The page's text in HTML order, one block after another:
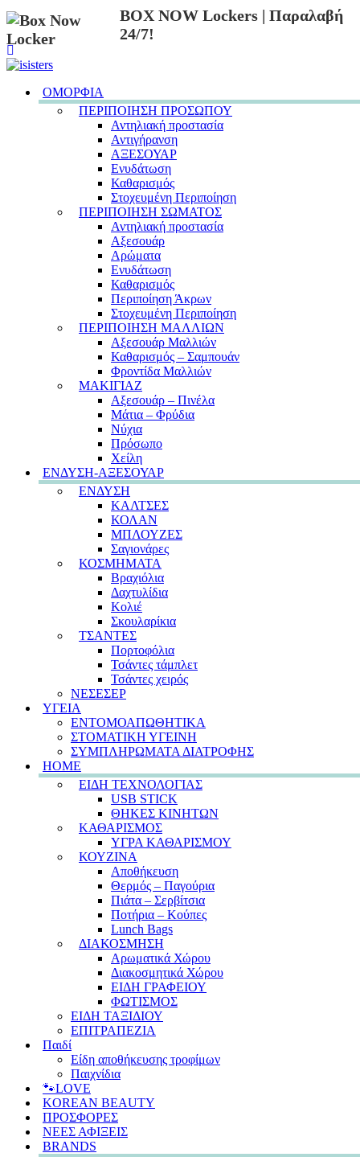
BOX NOW Lockers | Παραλαβή
24/7!
ΟΜΟΡΦΙΑ
ΠΕΡΙΠΟΙΗΣΗ ΠΡΟΣΩΠΟΥ
Αντηλιακή προστασία
Αντιγήρανση
ΑΞΕΣΟΥΑΡ
Ενυδάτωση
Καθαρισμός
Στοχευμένη Περιποίηση
ΠΕΡΙΠΟΙΗΣΗ ΣΩΜΑΤΟΣ
Αντηλιακή προστασία
Αξεσουάρ
Αρώματα
Ενυδάτωση
Καθαρισμός
Περιποίηση Άκρων
Στοχευμένη Περιποίηση
ΠΕΡΙΠΟΙΗΣΗ ΜΑΛΛΙΩΝ
Αξεσουάρ Μαλλιών
Καθαρισμός – Σαμπουάν
Φροντίδα Μαλλιών
ΜΑΚΙΓΙΑΖ
Αξεσουάρ – Πινέλα
Μάτια – Φρύδια
Νύχια
Πρόσωπο
Χείλη
ΕΝΔΥΣΗ-ΑΞΕΣΟΥΑΡ
ΕΝΔΥΣΗ
ΚΑΛΤΣΕΣ
ΚΟΛΑΝ
ΜΠΛΟΥΖΕΣ
Σαγιονάρες
ΚΟΣΜΗΜΑΤΑ
Βραχιόλια
Δαχτυλίδια
Κολιέ
Σκουλαρίκια
ΤΣΑΝΤΕΣ
Πορτοφόλια
Τσάντες τάμπλετ
Τσάντες χειρός
ΝΕΣΕΣΕΡ
ΥΓΕΙΑ
ΕΝΤΟΜΟΑΠΩΘΗΤΙΚΑ
ΣΤΟΜΑΤΙΚΗ ΥΓΕΙΝΗ
ΣΥΜΠΛΗΡΩΜΑΤΑ ΔΙΑΤΡΟΦΗΣ
HOME
ΕΙΔΗ ΤΕΧΝΟΛΟΓΙΑΣ
USB STICK
ΘΗΚΕΣ ΚΙΝΗΤΩΝ
ΚΑΘΑΡΙΣΜΟΣ
ΥΓΡΑ ΚΑΘΑΡΙΣΜΟΥ
ΚΟΥΖΙΝΑ
Αποθήκευση
Θερμός – Παγούρια
Πιάτα – Σερβίτσια
Ποτήρια – Κούπες
Lunch Bags
ΔΙΑΚΟΣΜΗΣΗ
Αρωματικά Χώρου
Διακοσμητικά Χώρου
ΕΙΔΗ ΓΡΑΦΕΙΟΥ
ΦΩΤΙΣΜΟΣ
ΕΙΔΗ ΤΑΞΙΔΙΟΥ
ΕΠΙΤΡΑΠΕΖΙΑ
Παιδί
Είδη αποθήκευσης τροφίμων
Παιχνίδια
🐾LOVE
KOREAN BEAUTY
ΠΡΟΣΦΟΡΕΣ
ΝΕΕΣ ΑΦΙΞΕΙΣ
BRANDS